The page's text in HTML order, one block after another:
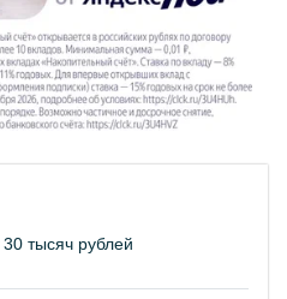
тысяч рублей